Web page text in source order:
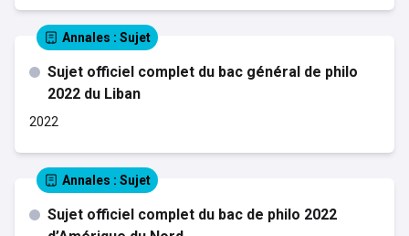
Annales : Sujet
Sujet officiel complet du bac général de philo
2022 du Liban
2022
Annales : Sujet
Sujet officiel complet du bac de philo 2022